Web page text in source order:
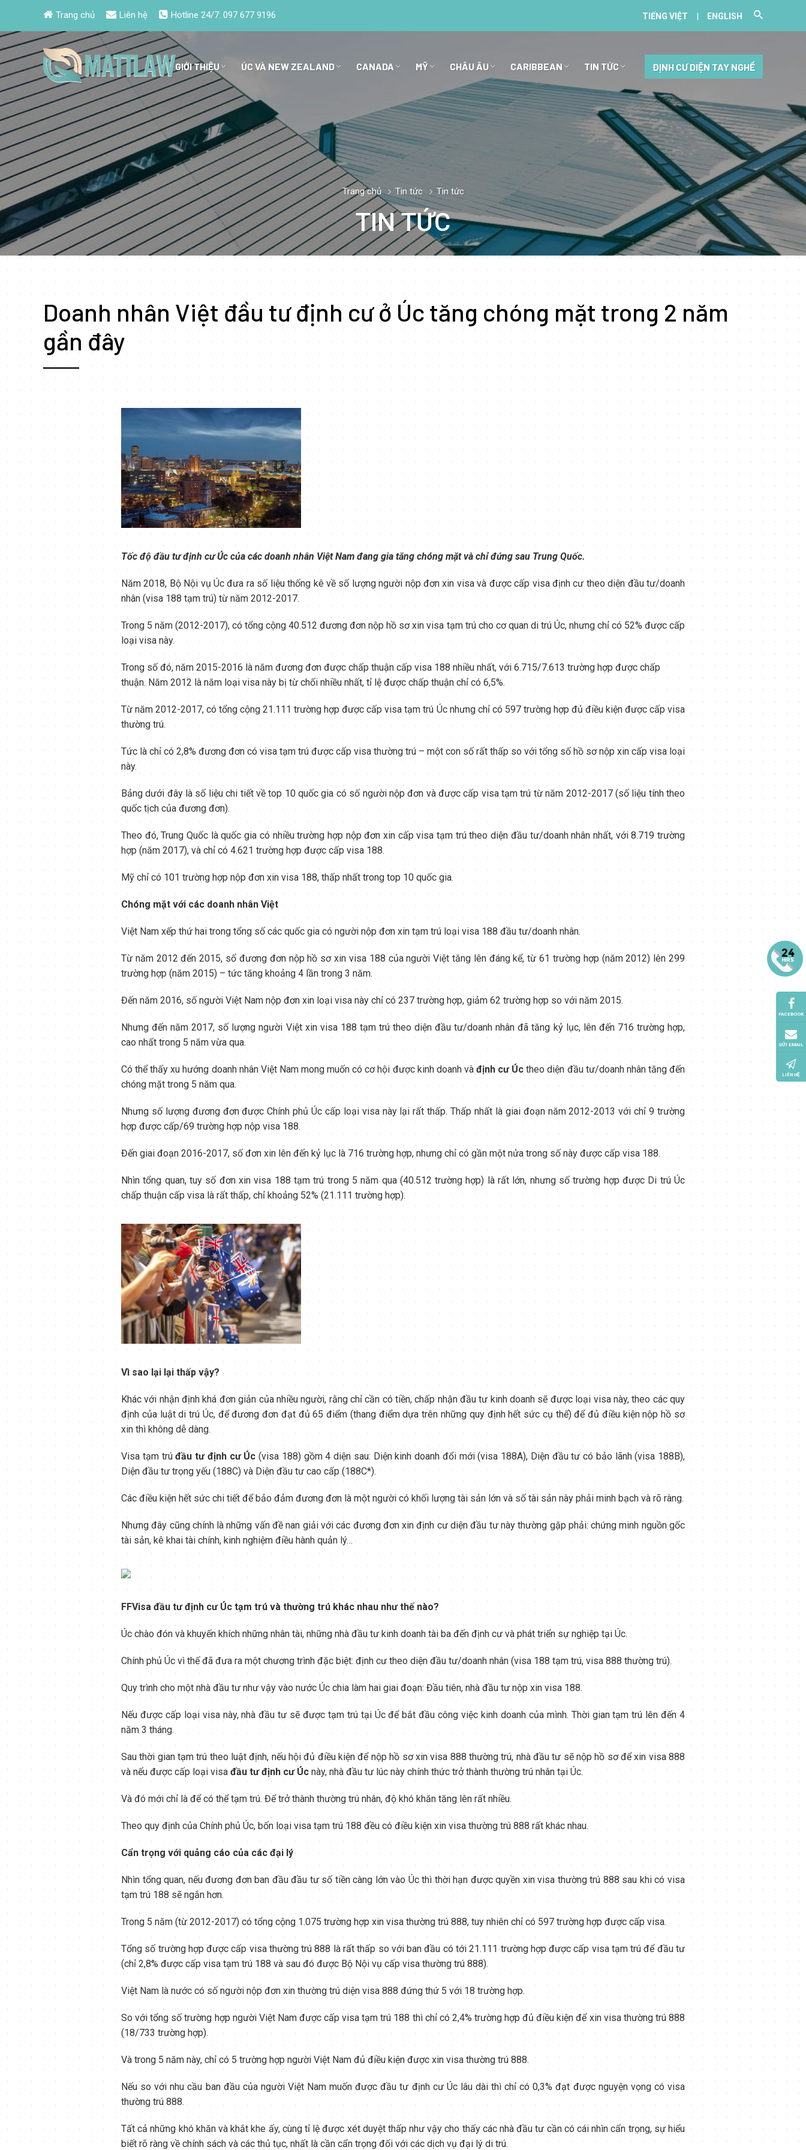
Trang chủ Liên hệ Hotline 24/7: 097 677 9196 TIẾNG VIỆT | ENGLISH
GIỚI THIỆU ÚC VÀ NEW ZEALAND CANADA MỸ CHÂU ÂU CARIBBEAN TIN TỨC ĐỊNH CƯ DIỆN TAY NGHỀ
Trang chủ Tin tức Tin tức
TIN TỨC
Doanh nhân Việt đầu tư định cư ở Úc tăng chóng mặt trong 2 năm
gần đây
Tốc độ đầu tư định cư Úc của các doanh nhân Việt Nam đang gia tăng chóng mặt và chỉ đứng sau Trung Quốc.
Năm 2018, Bộ Nội vụ Úc đưa ra số liệu thống kê về số lượng người nộp đơn xin visa và được cấp visa định cư theo diện đầu tư/doanh
nhân (visa 188 tạm trú) từ năm 2012-2017.
Trong 5 năm (2012-2017), có tổng cộng 40.512 đương đơn nộp hồ sơ xin visa tạm trú cho cơ quan di trú Úc, nhưng chỉ có 52% được cấp
loại visa này.
Trong số đó, năm 2015-2016 là năm đương đơn được chấp thuận cấp visa 188 nhiều nhất, với 6.715/7.613 trường hợp được chấp
thuận. Năm 2012 là năm loại visa này bị từ chối nhiều nhất, tỉ lệ được chấp thuận chỉ có 6,5%.
Từ năm 2012-2017, có tổng cộng 21.111 trường hợp được cấp visa tạm trú Úc nhưng chỉ có 597 trường hợp đủ điều kiện được cấp visa
thường trú.
Tức là chỉ có 2,8% đương đơn có visa tạm trú được cấp visa thường trú – một con số rất thấp so với tổng số hồ sơ nộp xin cấp visa loại
này.
Bảng dưới đây là số liệu chi tiết về top 10 quốc gia có số người nộp đơn và được cấp visa tạm trú từ năm 2012-2017 (số liệu tính theo
quốc tịch của đương đơn).
Theo đó, Trung Quốc là quốc gia có nhiều trường hợp nộp đơn xin cấp visa tạm trú theo diện đầu tư/doanh nhân nhất, với 8.719 trường
hợp (năm 2017), và chỉ có 4.621 trường hợp được cấp visa 188.
Mỹ chỉ có 101 trường hợp nộp đơn xin visa 188, thấp nhất trong top 10 quốc gia.
Chóng mặt với các doanh nhân Việt
Việt Nam xếp thứ hai trong tổng số các quốc gia có người nộp đơn xin tạm trú loại visa 188 đầu tư/doanh nhân.
Từ năm 2012 đến 2015, số đương đơn nộp hồ sơ xin visa 188 của người Việt tăng lên đáng kể, từ 61 trường hợp (năm 2012) lên 299
trường hợp (năm 2015) – tức tăng khoảng 4 lần trong 3 năm.
Đến năm 2016, số người Việt Nam nộp đơn xin loại visa này chỉ có 237 trường hợp, giảm 62 trường hợp so với năm 2015.
Nhưng đến năm 2017, số lượng người Việt xin visa 188 tạm trú theo diện đầu tư/doanh nhân đã tăng kỷ lục, lên đến 716 trường hợp,
cao nhất trong 5 năm vừa qua.
Có thể thấy xu hướng doanh nhân Việt Nam mong muốn có cơ hội được kinh doanh và định cư Úc theo diện đầu tư/doanh nhân tăng đến
chóng mặt trong 5 năm qua.
Nhưng số lượng đương đơn được Chính phủ Úc cấp loại visa này lại rất thấp. Thấp nhất là giai đoạn năm 2012-2013 với chỉ 9 trường
hợp được cấp/69 trường hợp nộp visa 188.
Đến giai đoạn 2016-2017, số đơn xin lên đến kỷ lục là 716 trường hợp, nhưng chỉ có gần một nửa trong số này được cấp visa 188.
Nhìn tổng quan, tuy số đơn xin visa 188 tạm trú trong 5 năm qua (40.512 trường hợp) là rất lớn, nhưng số trường hợp được Di trú Úc
chấp thuận cấp visa là rất thấp, chỉ khoảng 52% (21.111 trường hợp).
Vì sao lại lại thấp vậy?
Khác với nhận định khá đơn giản của nhiều người, rằng chỉ cần có tiền, chấp nhận đầu tư kinh doanh sẽ được loại visa này, theo các quy
định của luật di trú Úc, để đương đơn đạt đủ 65 điểm (thang điểm dựa trên những quy định hết sức cụ thể) để đủ điều kiện nộp hồ sơ
xin thì không dễ dàng.
Visa tạm trúđầu tư định cư Úc (visa 188) gồm 4 diện sau: Diện kinh doanh đổi mới (visa 188A), Diện đầu tư có bảo lãnh (visa 188B),
Diện đầu tư trọng yếu (188C) và Diện đầu tư cao cấp (188C*).
Các điều kiện hết sức chi tiết để bảo đảm đương đơn là một người có khối lượng tài sản lớn và số tài sản này phải minh bạch và rõ ràng.
Nhưng đây cũng chính là những vấn đề nan giải với các đương đơn xin định cư diện đầu tư này thường gặp phải: chứng minh nguồn gốc
tài sản, kê khai tài chính, kinh nghiệm điều hành quản lý…
FFVisa đầu tư định cư Úc tạm trú và thường trú khác nhau như thế nào?
Úc chào đón và khuyến khích những nhân tài, những nhà đầu tư kinh doanh tài ba đến định cư và phát triển sự nghiệp tại Úc.
Chính phủ Úc vì thế đã đưa ra một chương trình đặc biệt: định cư theo diện đầu tư/doanh nhân (visa 188 tạm trú, visa 888 thường trú).
Quy trình cho một nhà đầu tư như vậy vào nước Úc chia làm hai giai đoạn: Đầu tiên, nhà đầu tư nộp xin visa 188.
Nếu được cấp loại visa này, nhà đầu tư sẽ được tạm trú tại Úc để bắt đầu công việc kinh doanh của mình. Thời gian tạm trú lên đến 4
năm 3 tháng.
Sau thời gian tạm trú theo luật định, nếu hội đủ điều kiện để nộp hồ sơ xin visa 888 thường trú, nhà đầu tư sẽ nộp hồ sơ để xin visa 888
và nếu được cấp loại visa đầu tư định cư Úc này, nhà đầu tư lúc này chính thức trở thành thường trú nhân tại Úc.
Và đó mới chỉ là để có thể tạm trú. Để trở thành thường trú nhân, độ khó khăn tăng lên rất nhiều.
Theo quy định của Chính phủ Úc, bốn loại visa tạm trú 188 đều có điều kiện xin visa thường trú 888 rất khác nhau.
Cẩn trọng với quảng cáo của các đại lý
Nhìn tổng quan, nếu đương đơn ban đầu đầu tư số tiền càng lớn vào Úc thì thời hạn được quyền xin visa thường trú 888 sau khi có visa
tạm trú 188 sẽ ngắn hơn.
Trong 5 năm (từ 2012-2017) có tổng cộng 1.075 trường hợp xin visa thường trú 888, tuy nhiên chỉ có 597 trường hợp được cấp visa.
Tổng số trường hợp được cấp visa thường trú 888 là rất thấp so với ban đầu có tới 21.111 trường hợp được cấp visa tạm trú để đầu tư
(chỉ 2,8% được cấp visa tạm trú 188 và sau đó được Bộ Nội vụ cấp visa thường trú 888).
Việt Nam là nước có số người nộp đơn xin thường trú diện visa 888 đứng thứ 5 với 18 trường hợp.
So với tổng số trường hợp người Việt Nam được cấp visa tạm trú 188 thì chỉ có 2,4% trường hợp đủ điều kiện để xin visa thường trú 888
(18/733 trường hợp).
Và trong 5 năm này, chỉ có 5 trường hợp người Việt Nam đủ điều kiện được xin visa thường trú 888.
Nếu so với nhu cầu ban đầu của người Việt Nam muốn được đầu tư định cư Úc lâu dài thì chỉ có 0,3% đạt được nguyện vọng có visa
thường trú 888.
Tất cả những khó khăn và khắt khe ấy, cùng tỉ lệ được xét duyệt thấp như vậy cho thấy các nhà đầu tư cần có cái nhìn cẩn trọng, sự hiểu
biết rõ ràng về chính sách và các thủ tục, nhất là cần cẩn trọng đối với các dịch vụ đại lý di trú.
FACEBOOK
GỬI EMAIL
LIÊN HỆ